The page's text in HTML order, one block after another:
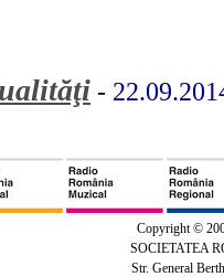
-
Copyright ©
SOCIETATEA
Str. General